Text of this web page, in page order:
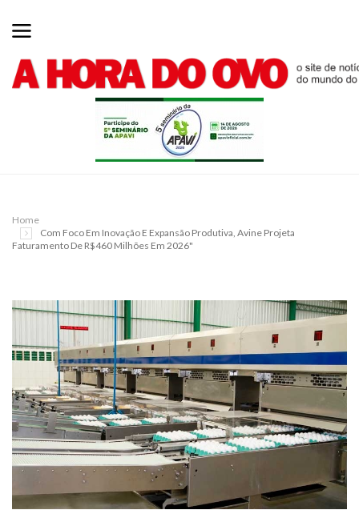
Home
Com Foco Em Inovação E Expansão Produtiva, Avine Projeta
Faturamento De R$460 Milhões Em 2026"